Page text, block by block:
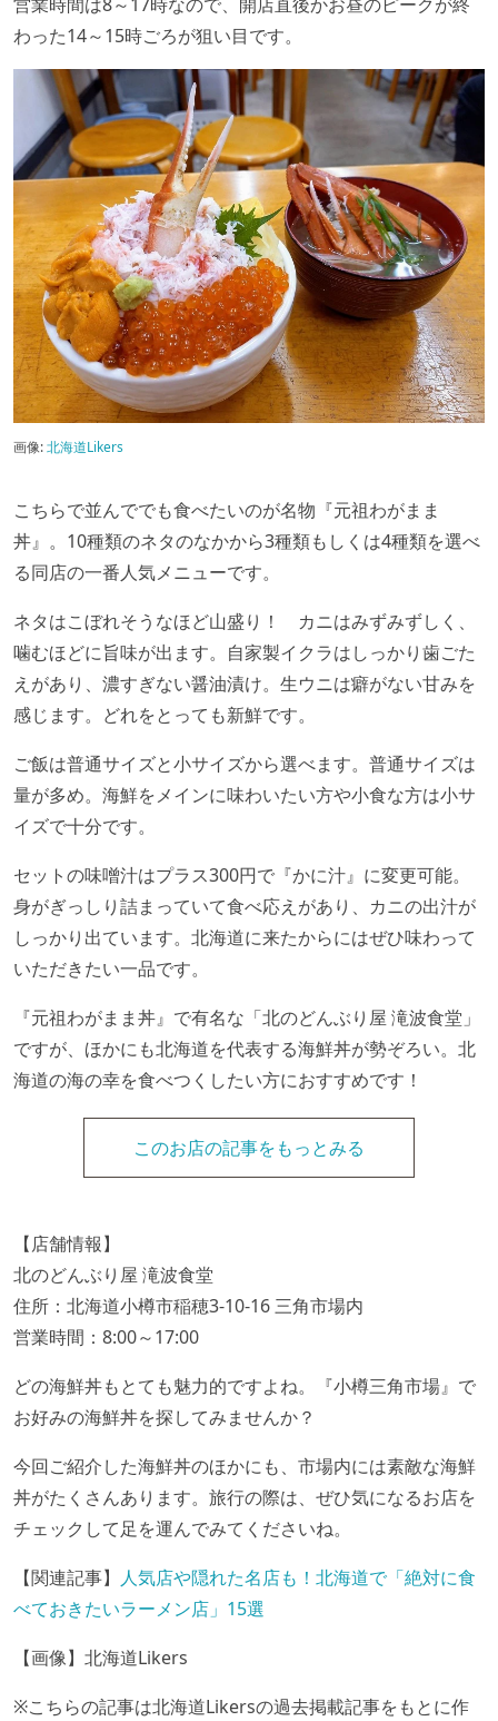
わった14～15時ごろが狙い目です。
画像:北海道Likers
こちらで並んででも食べたいのが名物『元祖わがまま
丼』。10種類のネタのなかから3種類もしくは4種類を選べ
る同店の一番人気メニューです。
ネタはこぼれそうなほど山盛り！ カニはみずみずしく、
噛むほどに旨味が出ます。自家製イクラはしっかり歯ごた
えがあり、濃すぎない醤油漬け。生ウニは癖がない甘みを
感じます。どれをとっても新鮮です。
ご飯は普通サイズと小サイズから選べます。普通サイズは
量が多め。海鮮をメインに味わいたい方や小食な方は小サ
イズで十分です。
セットの味噌汁はプラス300円で『かに汁』に変更可能。
身がぎっしり詰まっていて食べ応えがあり、カニの出汁が
しっかり出ています。北海道に来たからにはぜひ味わって
いただきたい一品です。
『元祖わがまま丼』で有名な「北のどんぶり屋 滝波食堂」
ですが、ほかにも北海道を代表する海鮮丼が勢ぞろい。北
海道の海の幸を食べつくしたい方におすすめです！
このお店の記事をもっとみる
【店舗情報】
北のどんぶり屋 滝波食堂
住所：北海道小樽市稲穂3-10-16 三角市場内
営業時間：8:00～17:00
どの海鮮丼もとても魅力的ですよね。『小樽三角市場』で
お好みの海鮮丼を探してみませんか？
今回ご紹介した海鮮丼のほかにも、市場内には素敵な海鮮
丼がたくさんあります。旅行の際は、ぜひ気になるお店を
チェックして足を運んでみてくださいね。
【関連記事】 人気店や隠れた名店も！北海道で「絶対に食
べておきたいラーメン店」15選
【画像】北海道Likers
※こちらの記事は北海道Likersの過去掲載記事をもとに作